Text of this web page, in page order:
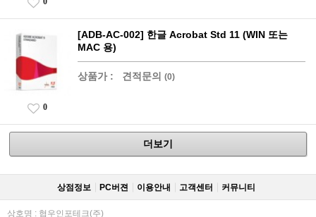
[ADB-AC-002] 한글 Acrobat Std 11 (WIN 또는
MAC 용)
상품가 : 견적문의 (0)
0
더보기
상점정보 PC버젼 이용안내 고객센터 커뮤니티
상호명 : 협우인포테크(주)